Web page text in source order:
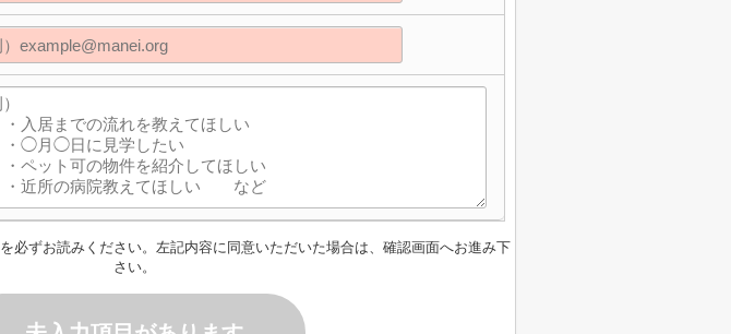
を必ずお読みください。左記内容に同意いただいた場合は、確認画面へお進み下
さい。